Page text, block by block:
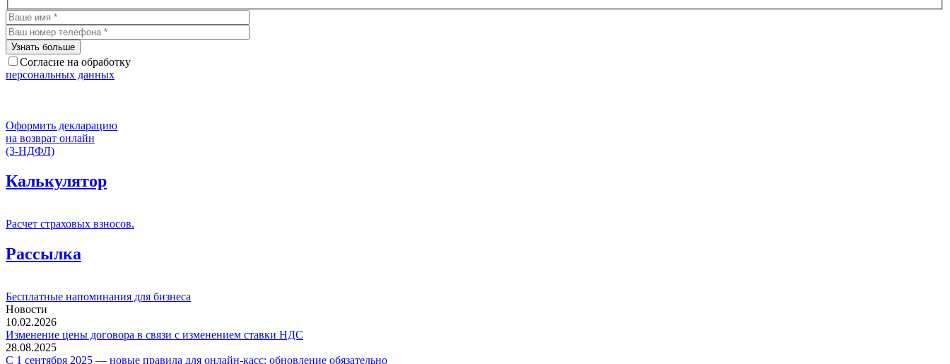
Согласие на обработку
персональных данных
Оформить декларацию
на возврат онлайн
(3-НДФЛ)
Калькулятор
Расчет страховых взносов.
Рассылка
Бесплатные напоминания для бизнеса
Новости
10.02.2026
Изменение цены договора в связи с изменением ставки НДС
28.08.2025
С 1 сентября 2025 — новые правила для онлайн-касс: обновление обязательно